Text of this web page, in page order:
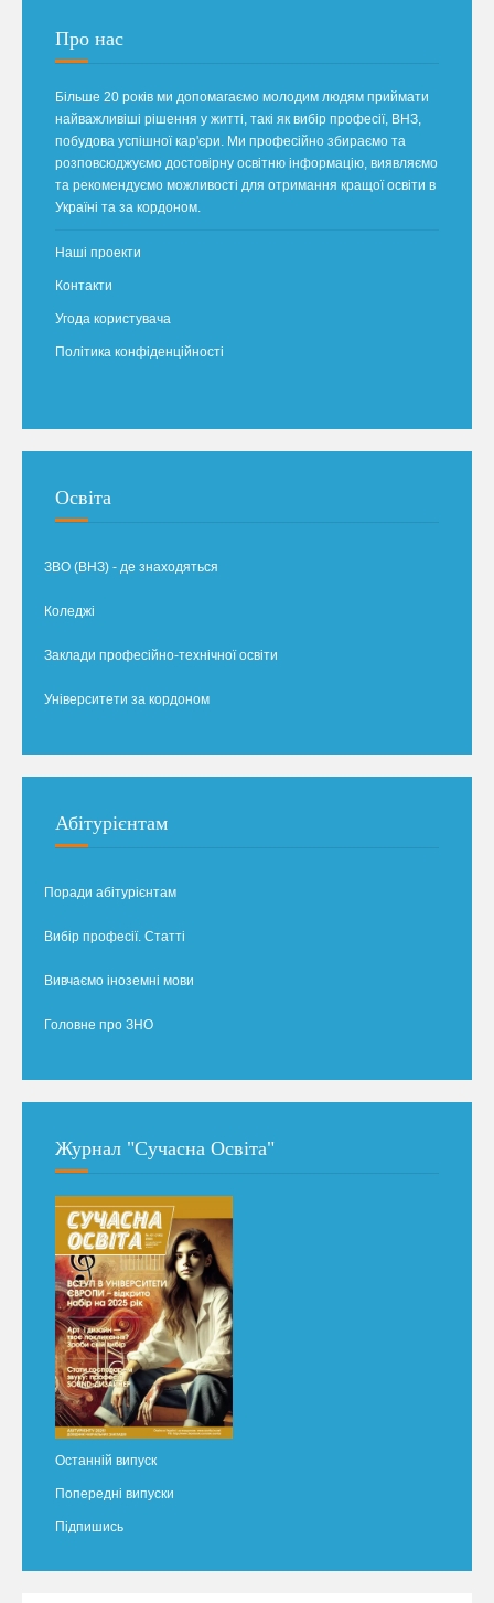
Про нас
Більше 20 років ми допомагаємо молодим людям приймати
найважливіші рішення у житті, такі як вибір професії, ВНЗ,
побудова успішної кар'єри. Ми професійно збираємо та
розповсюджуємо достовірну освітню інформацію, виявляємо
та рекомендуємо можливості для отримання кращої освіти в
Україні та за кордоном.
Наші проекти
Контакти
Угода користувача
Політика конфіденційності
Освіта
ЗВО (ВНЗ) - де знаходяться
Коледжі
Заклади професійно-технічної освіти
Університети за кордоном
Абітурієнтам
Поради абітурієнтам
Вибір професії. Статті
Вивчаємо іноземні мови
Головне про ЗНО
Журнал "Сучасна Освіта"
Останній випуск
Попередні випуски
Підпишись